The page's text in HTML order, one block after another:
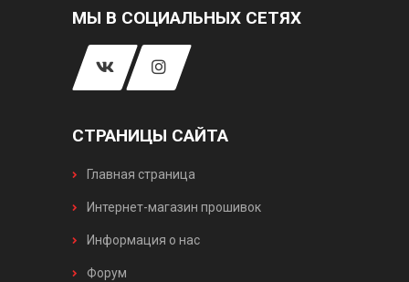
МЫ В СОЦИАЛЬНЫХ СЕТЯХ
СТРАНИЦЫ САЙТА
Главная страница
Интернет-магазин прошивок
Информация о нас
Форум